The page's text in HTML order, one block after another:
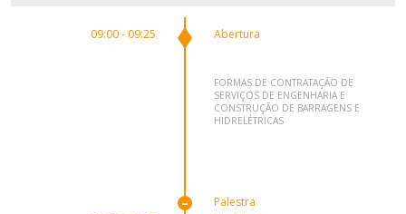
09:00 - 09:25 Abertura
FORMAS DE CONTRATAÇÃO DE
SERVIÇOS DE ENGENHARIA E
CONSTRUÇÃO DE BARRAGENS E
HIDRELÉTRICAS
Palestra